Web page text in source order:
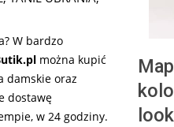
W bardzo
można kupić
damskie oraz
dostawę
w 24 godziny.
look